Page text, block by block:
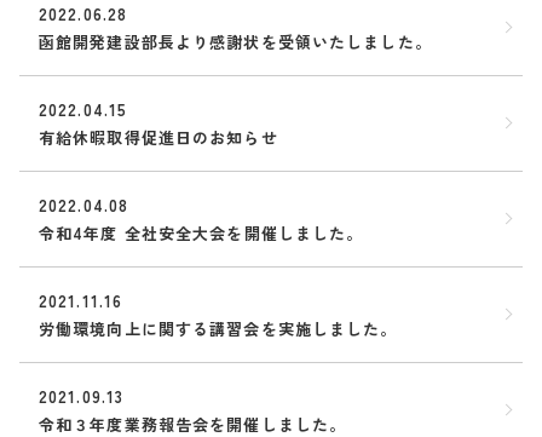
2022.06.28
函館開発建設部長より感謝状を受領いたしました。
2022.04.15
有給休暇取得促進日のお知らせ
2022.04.08
令和4年度 全社安全大会を開催しました。
2021.11.16
労働環境向上に関する講習会を実施しました。
2021.09.13
令和３年度業務報告会を開催しました。